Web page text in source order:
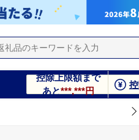
控除上限額まで
あと***,***円